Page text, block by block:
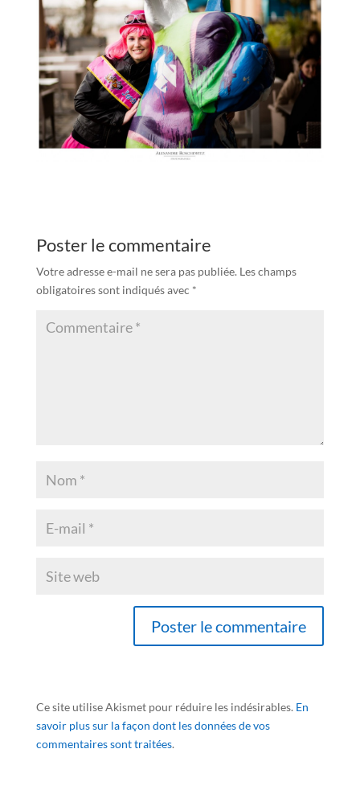
Poster le commentaire
Votre adresse e-mail ne sera pas publiée. Les champs
obligatoires sont indiqués avec *
Ce site utilise Akismet pour réduire les indésirables. En
savoir plus sur la façon dont les données de vos
commentaires sont traitées.